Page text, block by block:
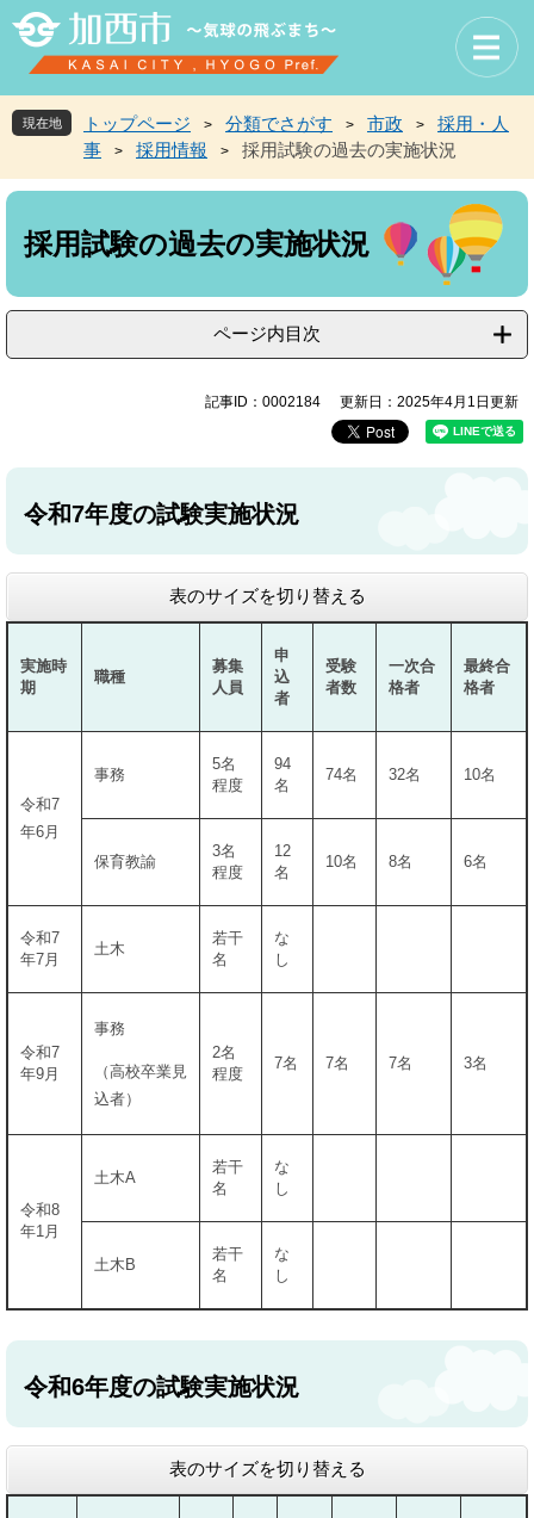
先
頭
す
を
飛
し
へ
現在地 トップページ > 分類でさがす > 市政 >
採用・人
事
> 採用情報 > 採用試験の過去の実施状況
本
採用試験の過去の実施状況
ページ内目次
記事ID：0002184 更新日：2025年4月1日更新
令和7年度の試験実施状況
表のサイズを切り替える
実施時
期
職種
募集
人員
申
込
者
受験
者数
一次合
格者
最終合
格者
令和7
年6月
事務
5名
程度
94
名
74名 32名 10名
保育教諭
3名
程度
12
名
10名 8名 6名
令和7
年7月
土木
若干
名
な
し
令和7
年9月
事務
（高校卒業見
込者）
2名
程度
7名 7名 7名 3名
令和8
年1月
土木A
若干
名
な
し
土木B
若干
名
な
し
令和6年度の試験実施状況
表のサイズを切り替える